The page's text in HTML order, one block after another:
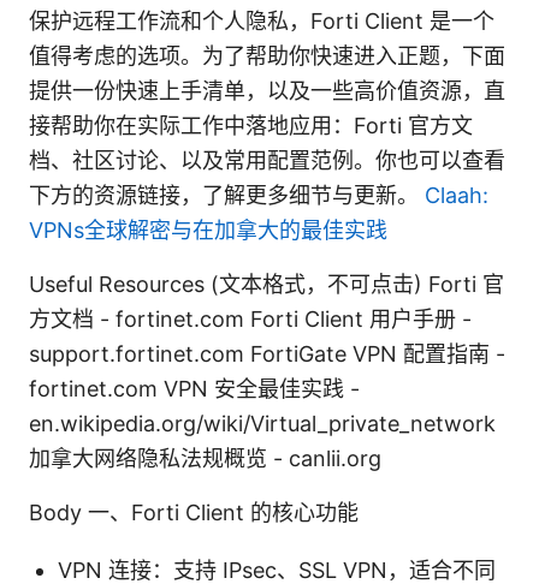
保护远程工作流和个人隐私，Forti Client 是一个
值得考虑的选项。为了帮助你快速进入正题，下面
提供一份快速上手清单，以及一些高价值资源，直
接帮助你在实际工作中落地应用：Forti 官方文
档、社区讨论、以及常用配置范例。你也可以查看
下方的资源链接，了解更多细节与更新。 Claah:
VPNs全球解密与在加拿大的最佳实践
Useful Resources (文本格式，不可点击) Forti 官
方文档 - fortinet.com Forti Client 用户手册 -
support.fortinet.com FortiGate VPN 配置指南 -
fortinet.com VPN 安全最佳实践 -
en.wikipedia.org/wiki/Virtual_private_network
加拿大网络隐私法规概览 - canlii.org
Body 一、Forti Client 的核心功能
VPN 连接：支持 IPsec、SSL VPN，适合不同